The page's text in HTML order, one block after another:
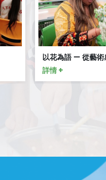
以花為語 — 從藝
詳情 +